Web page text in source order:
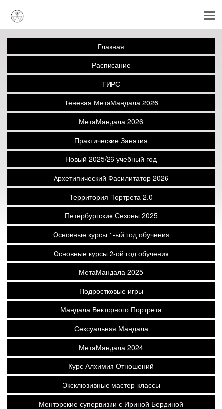
Главная
Расписание
ТИРС
Теневая МетаМандала 2026
МетаМандала 2026
Практические Занятия
Новый 2025/26 учебный год
Архетипический Фасилитатор 2026
Территория Портрета 2.0
Петербургские Сезоны 2025
Основные курсы 1-ый год обучения
Основные курсы 2-ой год обучения
МетаМандала 2025
Подростковые игры
Мандала Векторного Портрета
Сексуальная Мандала
МетаМандала 2024
Курс Алхимия Отношений
Эксклюзивные мастер-классы
Менторские супервизии с Ириной Бердиной